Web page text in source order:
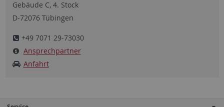
Gebäude C, 4. Stock
D-72076 Tübingen
+49 7071 29-73030
Ansprechpartner
Anfahrt